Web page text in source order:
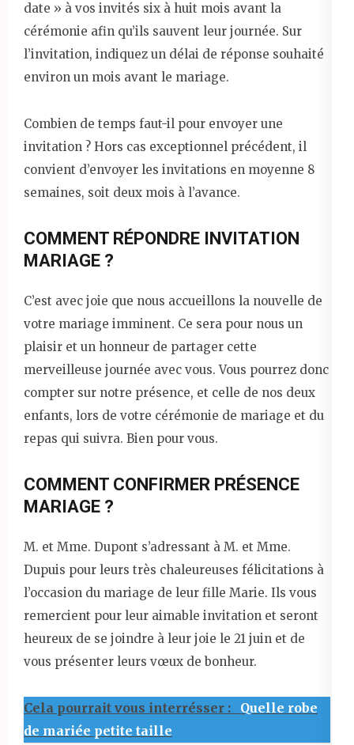
date » à vos invités six à huit mois avant la
cérémonie afin qu’ils sauvent leur journée. Sur
l’invitation, indiquez un délai de réponse souhaité
environ un mois avant le mariage.
Combien de temps faut-il pour envoyer une
invitation ? Hors cas exceptionnel précédent, il
convient d’envoyer les invitations en moyenne 8
semaines, soit deux mois à l’avance.
COMMENT RÉPONDRE INVITATION
MARIAGE ?
C’est avec joie que nous accueillons la nouvelle de
votre mariage imminent. Ce sera pour nous un
plaisir et un honneur de partager cette
merveilleuse journée avec vous. Vous pourrez donc
compter sur notre présence, et celle de nos deux
enfants, lors de votre cérémonie de mariage et du
repas qui suivra. Bien pour vous.
COMMENT CONFIRMER PRÉSENCE
MARIAGE ?
M. et Mme. Dupont s’adressant à M. et Mme.
Dupuis pour leurs très chaleureuses félicitations à
l’occasion du mariage de leur fille Marie. Ils vous
remercient pour leur aimable invitation et seront
heureux de se joindre à leur joie le 21 juin et de
vous présenter leurs vœux de bonheur.
Cela pourrait vous interrésser :
Quelle robe
de mariée petite taille